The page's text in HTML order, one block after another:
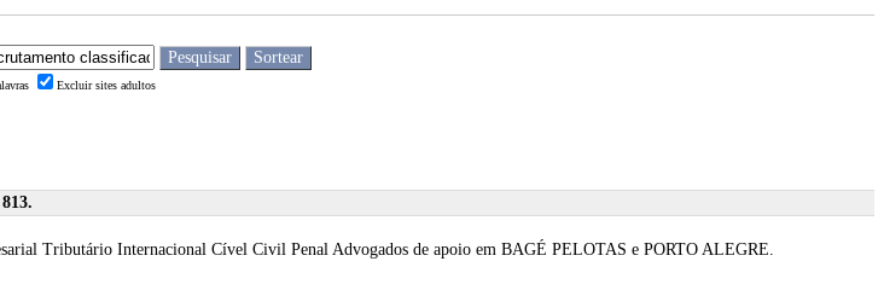
Excluir sites adultos
Tributário Internacional Cível Civil Penal Advogados de apoio em BAGÉ PELOTAS e PORTO ALEGRE.